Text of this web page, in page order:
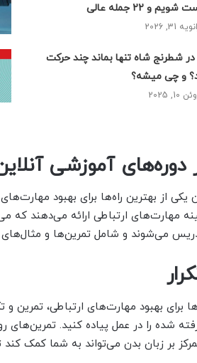
و 22 جمله عالی
31, 2026
در شطرنج شاه تنها بماند چند حرکت
و چی میشه؟
10, 2025
آموزشی
مهارت‌های ارتباطی ارائه می‌دهند که
می‌شوند و شامل تمرین‌ها و
برای بهبود مهارت‌های ارتباطی،
شده را در عمل پیاده کنید. تمرین‌های
بر زبان بدن می‌تواند به شما کمک کند